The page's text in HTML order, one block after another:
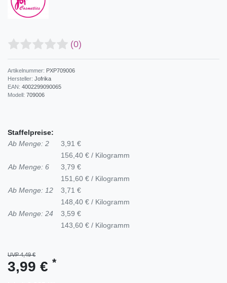
(0)
Artikelnummer: PXP709006
Hersteller: Jofrika
EAN: 4002299090065
Modell: 709006
Staffelpreise:
Ab Menge: 2
3,91 €
156,40 € / Kilogramm
Ab Menge: 6
3,79 €
151,60 € / Kilogramm
Ab Menge: 12
3,71 €
148,40 € / Kilogramm
Ab Menge: 24
3,59 €
143,60 € / Kilogramm
UVP 4,49 €
3,99 € *